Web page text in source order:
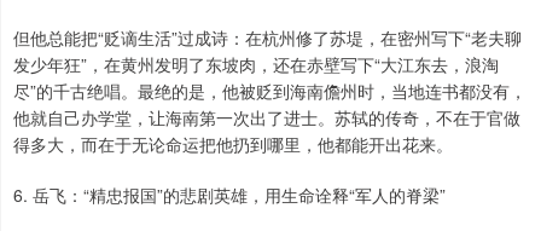
但他总能把“贬谪生活”过成诗：在杭州修了苏堤，在密州写下“老夫聊
发少年狂”，在黄州发明了东坡肉，还在赤壁写下“大江东去，浪淘
尽”的千古绝唱。最绝的是，他被贬到海南儋州时，当地连书都没有，
他就自己办学堂，让海南第一次出了进士。苏轼的传奇，不在于官做
得多大，而在于无论命运把他扔到哪里，他都能开出花来。
6. 岳飞：“精忠报国”的悲剧英雄，用生命诠释“军人的脊梁”